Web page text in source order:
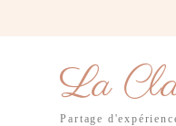
La
Partage